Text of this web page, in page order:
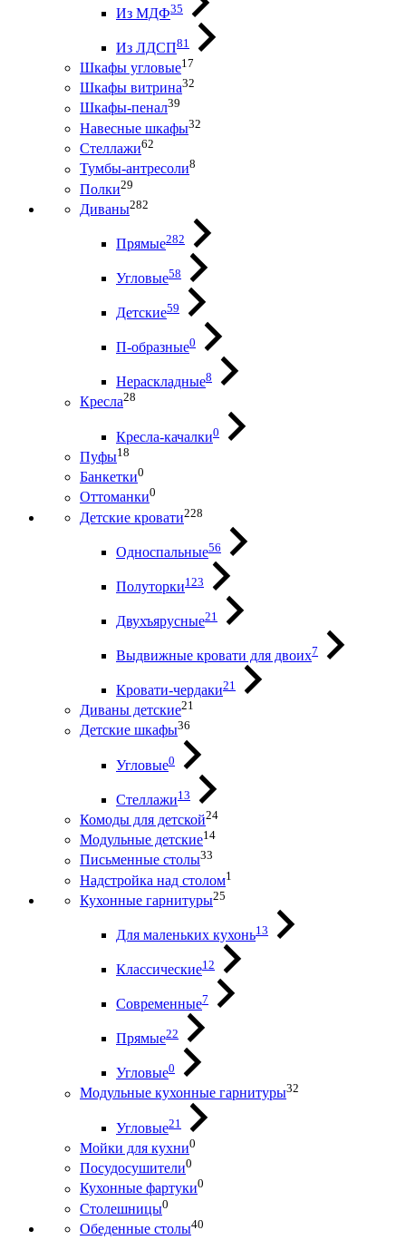
Из МДФ35
Из ЛДСП81
Шкафы угловые17
Шкафы витрина32
Шкафы-пенал39
Навесные шкафы32
Стеллажи62
Тумбы-антресоли8
Полки29
Диваны282
Прямые282
Угловые58
Детские59
П-образные0
Нераскладные8
Кресла28
Кресла-качалки0
Пуфы18
Банкетки0
Оттоманки0
Детские кровати228
Односпальные56
Полуторки123
Двухъярусные21
Выдвижные кровати для двоих7
Кровати-чердаки21
Диваны детские21
Детские шкафы36
Угловые0
Стеллажи13
Комоды для детской24
Модульные детские14
Письменные столы33
Надстройка над столом1
Кухонные гарнитуры25
Для маленьких кухонь13
Классические12
Современные7
Прямые22
Угловые0
Модульные кухонные гарнитуры32
Угловые21
Мойки для кухни0
Посудосушители0
Кухонные фартуки0
Столешницы0
Обеденные столы40